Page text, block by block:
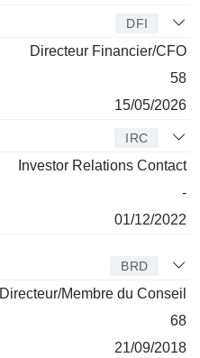
DFI
Directeur Financier/CFO
58
15/05/2026
IRC
Investor Relations Contact
-
01/12/2022
BRD
Directeur/Membre du Conseil
68
21/09/2018